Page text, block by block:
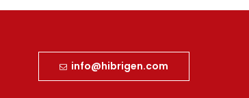
info@hibrigen.com